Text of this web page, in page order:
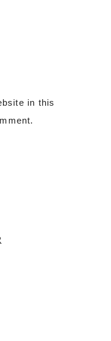
in this